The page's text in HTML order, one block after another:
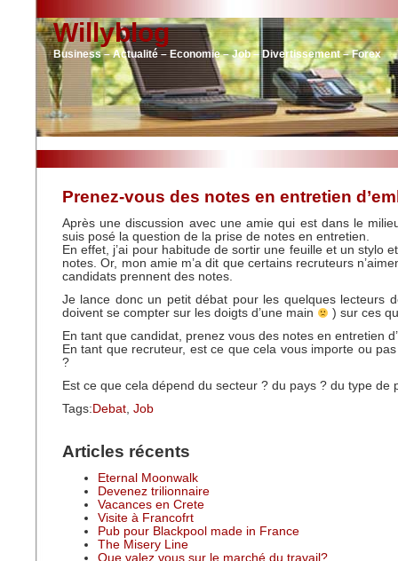
Willyblog
Business – Actualité – Economie – Job – Divertissement – Forex
Prenez-vous des notes en entretien
Après une discussion avec une amie qui est dans le
suis posé la question de la prise de notes en entretien.
En effet, j’ai pour habitude de sortir une feuille et un stylo
notes. Or, mon amie m’a dit que certains recruteurs
candidats prennent des notes.
Je lance donc un petit débat pour les quelques lecteurs
doivent se compter sur les doigts d’une main
) sur ces
En tant que candidat, prenez vous des notes en entretien
En tant que recruteur, est ce que cela vous importe ou
?
Est ce que cela dépend du secteur ? du pays ? du type de
Tags: Debat, Job
Articles récents
Eternal Moonwalk
Devenez trilionnaire
Vacances en Crete
Visite à Francofrt
Pub pour Blackpool made in France
The Misery Line
Que valez vous sur le marché du travail?